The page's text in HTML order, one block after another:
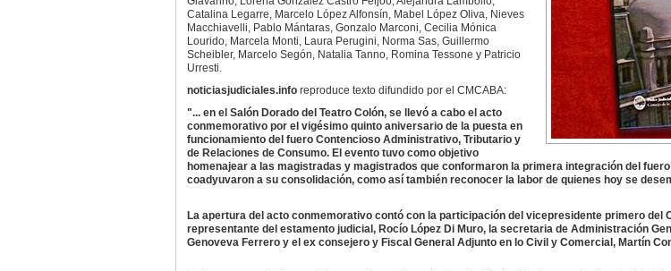
Catalina Legarre, Marcelo López Alfonsín, Mabel López Oliva, Nieves
Macchiavelli, Pablo Mántaras, Gonzalo Marconi, Cecilia Mónica
Lourido, Marcela Monti, Laura Perugini, Norma Sas, Guillermo
Scheibler, Marcelo Segón, Natalia Tanno, Romina Tessone y Patricio
Urresti.
noticiasjudiciales.inforeproduce texto difundido por el CMCABA:
"... en el Salón Dorado del Teatro Colón, se llevó a cabo el acto
conmemorativo por el vigésimo quinto aniversario de la puesta en
funcionamiento del fuero Contencioso Administrativo, Tributario y
de Relaciones de Consumo. El evento tuvo como objetivo
homenajear a las magistradas y magistrados que conformaron la primera integración del
coadyuvaron a su consolidación, como así también reconocer la labor de quienes hoy se
La apertura del acto conmemorativo contó con la participación del vicepresidente primero del
representante del estamento judicial, Rocío López Di Muro, la secretaria de Administración
Genoveva Ferrero y el ex consejero y Fiscal General Adjunto en lo Civil y Comercial, Martín